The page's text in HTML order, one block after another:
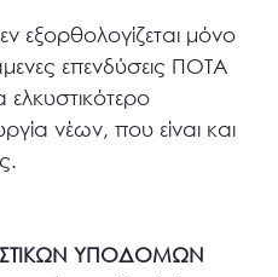
εξορθολογίζεται μόνο
επενδύσεις ΠΟΤΑ
νέων, που είναι και
ΥΠΟΔΟΜΩΝ